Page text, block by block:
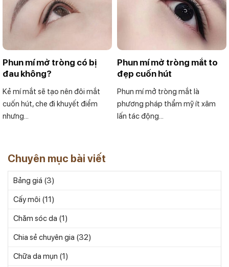
Phun mí mở tròng có bị
đau không?
Kẻ mí mắt sẽ tạo nên đôi mắt
cuốn hút, che đi khuyết điểm
nhưng...
Phun mí mở tròng mắt to
đẹp cuốn hút
Phun mí mở tròng mắt là
phương pháp thẩm mỹ ít xâm
lấn tác động...
Chuyên mục bài viết
Bảng giá (3)
Cấy môi (11)
Chăm sóc da (1)
Chia sẻ chuyên gia (32)
Chữa da mụn (1)